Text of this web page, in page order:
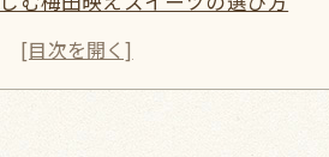
手軽に堪能できる梅田周辺スイー
ち帰りのおすすめポイントとは